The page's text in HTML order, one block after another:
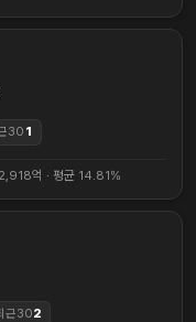
30 1
억 · 평균 14.81%
근302